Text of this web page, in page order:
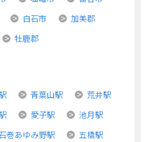
白石市
加美郡
牡鹿郡
青葉山駅
荒井駅
愛子駅
池月駅
石巻あゆみ野駅
五橋駅